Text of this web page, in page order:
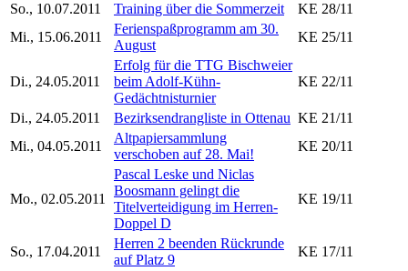
So., 10.07.2011
Training über die Sommerzeit
KE 28/11
Mi., 15.06.2011
Ferienspaßprogramm am 30.
August
KE 25/11
Di., 24.05.2011
Erfolg für die TTG Bischweier
beim Adolf-Kühn-
Gedächtnisturnier
KE 22/11
Di., 24.05.2011 Bezirksendrangliste in Ottenau KE 21/11
Mi., 04.05.2011
Altpapiersammlung
verschoben auf 28. Mai!
KE 20/11
Mo., 02.05.2011
Pascal Leske und Niclas
Boosmann gelingt die
Titelverteidigung im Herren-
Doppel D
KE 19/11
So., 17.04.2011
Herren 2 beenden Rückrunde
auf Platz 9
KE 17/11